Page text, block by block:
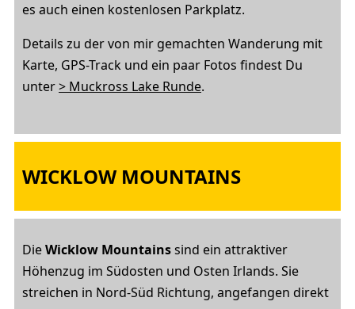
es auch einen kostenlosen Parkplatz.
Details zu der von mir gemachten Wanderung mit
Karte, GPS-Track und ein paar Fotos findest Du
unter> Muckross Lake Runde.
WICKLOW MOUNTAINS
DieWicklow Mountainssind ein attraktiver
Höhenzug im Südosten und Osten Irlands. Sie
streichen in Nord-Süd Richtung, angefangen direkt